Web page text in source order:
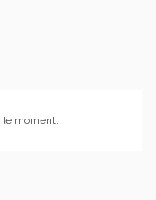
moment.